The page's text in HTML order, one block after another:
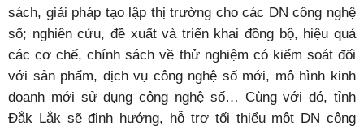
sách, giải pháp tạo lập thị trường cho các DN công nghệ
số; nghiên cứu, đề xuất và triển khai đồng bộ, hiệu quả
các cơ chế, chính sách về thử nghiệm có kiểm soát đối
với sản phẩm, dịch vụ công nghệ số mới, mô hình kinh
doanh mới sử dụng công nghệ số… Cùng với đó, tỉnh
Đắk Lắk sẽ định hướng, hỗ trợ tối thiểu một DN công